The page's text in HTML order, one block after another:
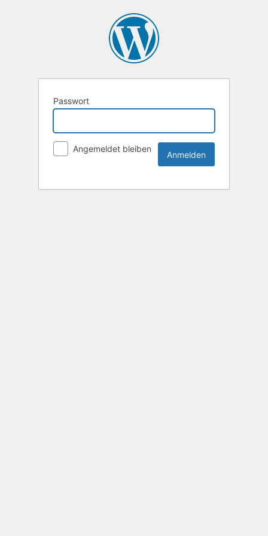
Passwort
Angemeldet bleiben